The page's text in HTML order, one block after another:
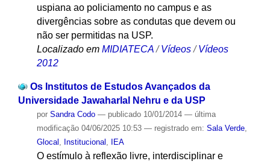
uspiana ao policiamento no campus e as
divergências sobre as condutas que devem ou
não ser permitidas na USP.
Localizado em MIDIATECA / Vídeos / Vídeos
2012
Os Institutos de Estudos Avançados da
Universidade Jawaharlal Nehru e da USP
por Sandra Codo — publicado10/01/2014 — última
modificação04/06/2025 10:53 — registrado em: Sala Verde,
Glocal , Institucional , IEA
O estímulo à reflexão livre, interdisciplinar e